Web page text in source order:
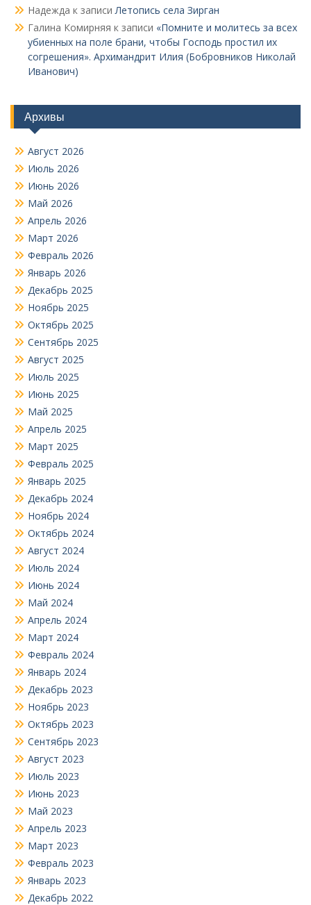
Надежда к записиЛетопись села Зирган
Галина Комирняя к записи «Помните и молитесь за всех
убиенных на поле брани, чтобы Господь простил их
согрешения». Архимандрит Илия (Бобровников Николай
Иванович)
Архивы
Август 2026
Июль 2026
Июнь 2026
Май 2026
Апрель 2026
Март 2026
Февраль 2026
Январь 2026
Декабрь 2025
Ноябрь 2025
Октябрь 2025
Сентябрь 2025
Август 2025
Июль 2025
Июнь 2025
Май 2025
Апрель 2025
Март 2025
Февраль 2025
Январь 2025
Декабрь 2024
Ноябрь 2024
Октябрь 2024
Август 2024
Июль 2024
Июнь 2024
Май 2024
Апрель 2024
Март 2024
Февраль 2024
Январь 2024
Декабрь 2023
Ноябрь 2023
Октябрь 2023
Сентябрь 2023
Август 2023
Июль 2023
Июнь 2023
Май 2023
Апрель 2023
Март 2023
Февраль 2023
Январь 2023
Декабрь 2022